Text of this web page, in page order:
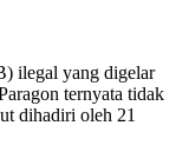
ilegal yang digelar
ternyata tidak
dihadiri oleh 21